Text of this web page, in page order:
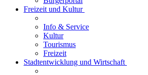
Freizeit und Kultur
Info & Service
Kultur
Tourismus
Freizeit
Stadtentwicklung und Wirtschaft